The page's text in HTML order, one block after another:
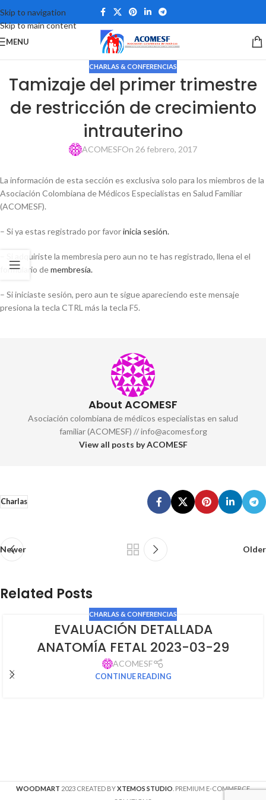
Skip to navigation
Skip to main content
MENU
CHARLAS & CONFERENCIAS
Tamizaje del primer trimestre
de restricción de crecimiento
intrauterino
ACOMESFOn 26 febrero, 2017
La información de esta sección es exclusiva solo para los miembros de la
Asociación Colombiana de Médicos Especialistas en Salud Familiar
(ACOMESF).
– Si ya estas registrado por favorinicia sesión.
– Si adquiriste la membresia pero aun no te has registrado, llena el el
formulario demembresía.
– Si iniciaste sesión, pero aun te sigue apareciendo este mensaje
presiona la tecla CTRL más la tecla F5.
About ACOMESF
Asociación colombiana de médicos especialistas en salud
familiar (ACOMESF) // info@acomesf.org
View all posts by ACOMESF
Charlas
Newer Older
Related Posts
CHARLAS & CONFERENCIAS
EVALUACIÓN DETALLADA
ANATOMÍA FETAL 2023-03-29
ACOMESF
CONTINUE READING
WOODMART 2023 CREATED BYXTEMOS STUDIO . PREMIUM E-COMMERCE